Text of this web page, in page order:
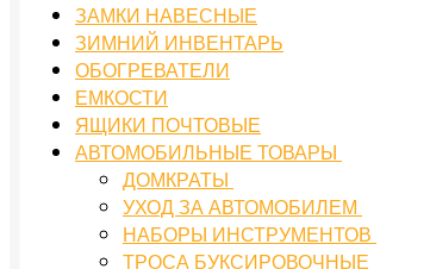
ЗАМКИ НАВЕСНЫЕ
ЗИМНИЙ ИНВЕНТАРЬ
ОБОГРЕВАТЕЛИ
ЕМКОСТИ
ЯЩИКИ ПОЧТОВЫЕ
АВТОМОБИЛЬНЫЕ ТОВАРЫ
ДОМКРАТЫ
УХОД ЗА АВТОМОБИЛЕМ
НАБОРЫ ИНСТРУМЕНТОВ
ТРОСА БУКСИРОВОЧНЫЕ